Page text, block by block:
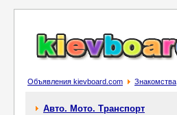
Объявления kievboard.com Знакомства
Авто. Мото. Транспорт